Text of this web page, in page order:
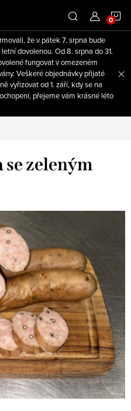
že v pátek 7. srpna bude
dovolenou. Od 8. srpna do 31.
fungovat v omezeném
Veškeré objednávky přijaté
vyřizovat od 1. září, kdy se na
přejeme vám krásné léto
se zeleným